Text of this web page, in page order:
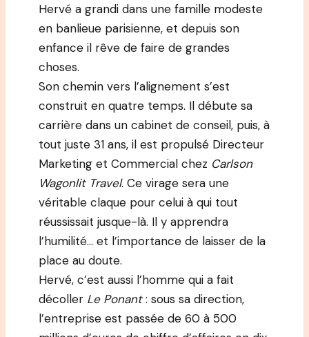
Hervé a grandi dans une famille modeste
en banlieue parisienne, et depuis son
enfance il rêve de faire de grandes
choses.
Son chemin vers l’alignement s’est
construit en quatre temps. Il débute sa
carrière dans un cabinet de conseil, puis, à
tout juste 31 ans, il est propulsé Directeur
Marketing et Commercial chez Carlson
Wagonlit Travel. Ce virage sera une
véritable claque pour celui à qui tout
réussissait jusque-là. Il y apprendra
l’humilité… et l’importance de laisser de la
place au doute.
Hervé, c’est aussi l’homme qui a fait
décoller Le Ponant: sous sa direction,
l’entreprise est passée de 60 à 500